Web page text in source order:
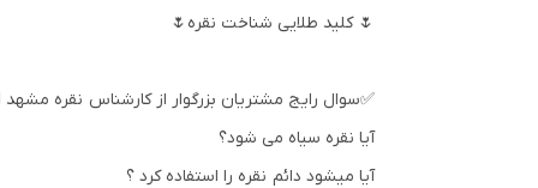
🌷 کلید طلایی شناخت نقره🌷
✅سوال رایج مشتریان بزرگوار از کارشناس نقره مشهد
آیا نقره سیاه می شود؟
آیا میشود دائم نقره را استفاده کرد ؟